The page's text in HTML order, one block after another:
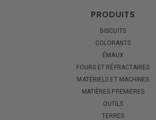
PRODUITS
BISCUITS
COLORANTS
ÉMAUX
FOURS ET RÉFRACTAIRES
MATÉRIELS ET MACHINES
MATIÈRES PREMIÈRES
OUTILS
TERRES